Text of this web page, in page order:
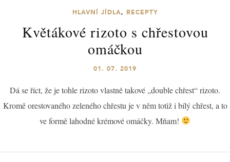
HLAVNÍ JÍDLA, RECEPTY
Květákové rizoto s chřestovou
omáčkou
01. 07. 2019
Dá se říct, že je tohle rizoto vlastně takové „double chřest“ rizoto.
Kromě orestovaného zeleného chřestu je v něm totiž i bílý chřest, a to
ve formě lahodné krémové omáčky. Mňam!